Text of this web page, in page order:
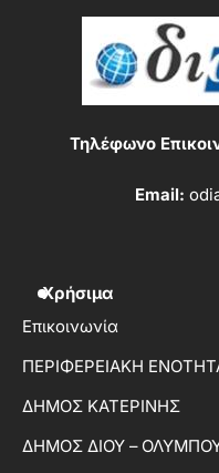
Τηλέφωνο
Email:
Χρήσιμα
Επικοινωνία
ΠΕΡΙΦΕΡΕΙΑΚΗ
ΔΗΜΟΣ ΚΑΤΕΡΙΝΗΣ
ΔΗΜΟΣ ΔΙΟΥ –